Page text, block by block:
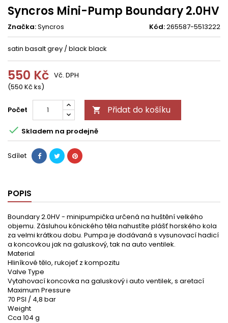
Syncros Mini-Pump Boundary 2.0HV
Značka:Syncros Kód:265587-5513222
satin basalt grey / black black
550 Kč
(550 Kč ks)
Vč. DPH
Počet  Přidat do košíku
 Skladem na prodejně
Sdílet
POPIS
Boundary 2.0HV - minipumpička určená na huštění velkého
objemu. Zásluhou kónického těla nahustíte plášť horského kola
za velmi krátkou dobu. Pumpa je dodávaná s vysunovací hadicí
a koncovkou jak na galuskový, tak na auto ventilek.
Material
Hliníkové tělo, rukojeť z kompozitu
Valve Type
Vytahovací koncovka na galuskový i auto ventilek, s aretací
Maximum Pressure
70 PSI / 4,8 bar
Weight
Cca 104 g